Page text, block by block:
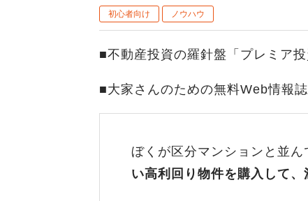
初心者向け ノウハウ
■不動産投資の羅針盤「プレミア
■大家さんのための無料Web情報
ぼくが区分マンションと並
い高利回り物件を購入して、